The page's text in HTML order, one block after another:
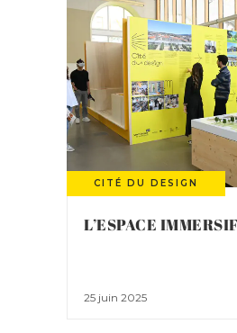
CITÉ DU DESIGN
L’ESPACE IMMERSIF
25 juin 2025